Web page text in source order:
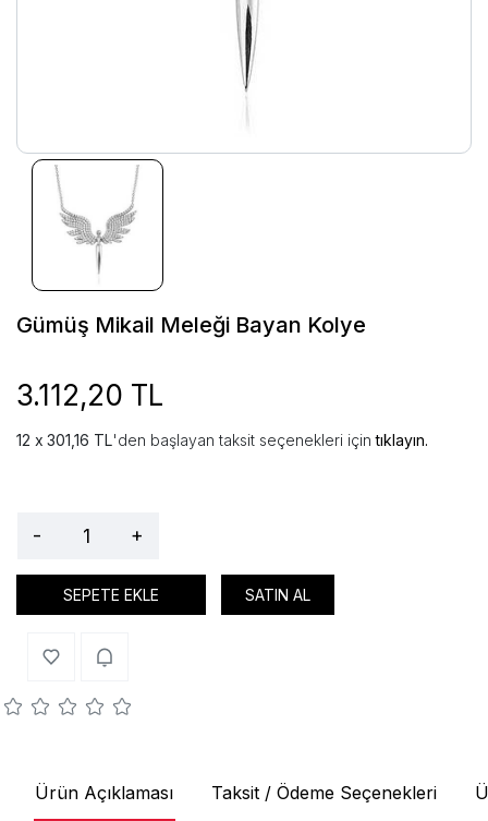
Gümüş Mikail Meleği Bayan Kolye
3.112,20 TL
301,16 TL'den başlayan taksit seçenekleri içintıklayın.
- +
SEPETE EKLE SATIN AL
Ürün Açıklaması Taksit / Ödeme Seçenekleri